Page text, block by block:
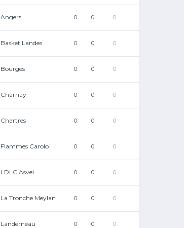
Angers 0 0 0
Basket Landes 0 0 0
Bourges 0 0 0
Charnay 0 0 0
Chartres 0 0 0
Flammes Carolo 0 0 0
LDLC Asvel 0 0 0
La Tronche Meylan 0 0 0
Landerneau 0 0 0